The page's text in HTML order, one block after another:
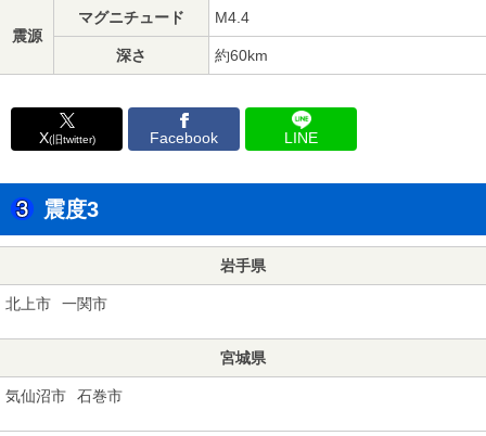
震源
マグニチュード M4.4
深さ 約60km
X(旧twitter) Facebook LINE
震度3
岩手県
北上市 一関市
宮城県
気仙沼市 石巻市